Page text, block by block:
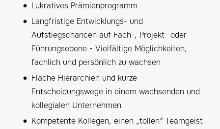
Lukratives Prämienprogramm
Langfristige Entwicklungs- und
Aufstiegschancen auf Fach-, Projekt- oder
Führungsebene - Vielfältige Möglichkeiten,
fachlich und persönlich zu wachsen
Flache Hierarchien und kurze
Entscheidungswege in einem wachsenden und
kollegialen Unternehmen
Kompetente Kollegen, einen „tollen“ Teamgeist